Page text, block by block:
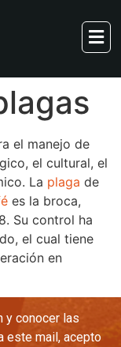
el manejo de
el cultural, el
La plaga de
es la broca,
Su control ha
el cual tiene
en
y conocer las
este mail, acepto